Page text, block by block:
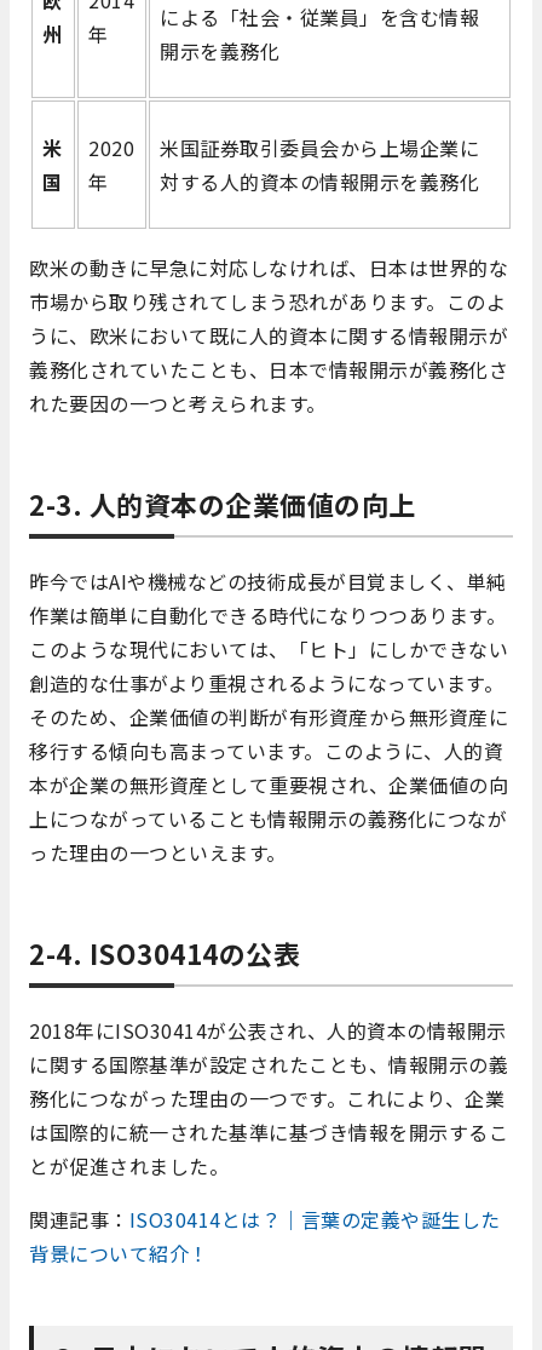
州
年
による「社会・従業員」を含む情報
開示を義務化
米
国
2020
年
米国証券取引委員会から上場企業に
対する人的資本の情報開示を義務化
欧米の動きに早急に対応しなければ、日本は世界的な
市場から取り残されてしまう恐れがあります。このよ
うに、欧米において既に人的資本に関する情報開示が
義務化されていたことも、日本で情報開示が義務化さ
れた要因の一つと考えられます。
2-3. 人的資本の企業価値の向上
昨今ではAIや機械などの技術成長が目覚ましく、単純
作業は簡単に自動化できる時代になりつつあります。
このような現代においては、「ヒト」にしかできない
創造的な仕事がより重視されるようになっています。
そのため、企業価値の判断が有形資産から無形資産に
移行する傾向も高まっています。このように、人的資
本が企業の無形資産として重要視され、企業価値の向
上につながっていることも情報開示の義務化につなが
った理由の一つといえます。
2-4. ISO30414の公表
2018年にISO30414が公表され、人的資本の情報開示
に関する国際基準が設定されたことも、情報開示の義
務化につながった理由の一つです。これにより、企業
は国際的に統一された基準に基づき情報を開示するこ
とが促進されました。
関連記事： ISO30414とは？｜言葉の定義や誕生した
背景について紹介！